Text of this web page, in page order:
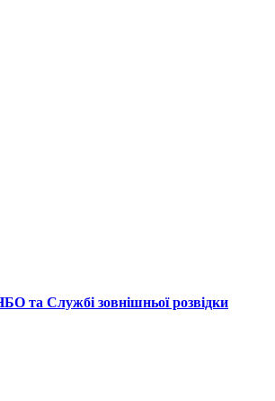
та Службі зовнішньої розвідки